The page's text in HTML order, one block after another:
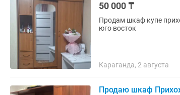
50 000 ₸
Продам шкаф купе
юго восток
Караганда, 2 августа
Продаю шкаф